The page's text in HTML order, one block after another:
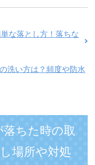
な落とし方！落ちな
洗い方は？頻度や防水
落ちた時の取
場所や対処